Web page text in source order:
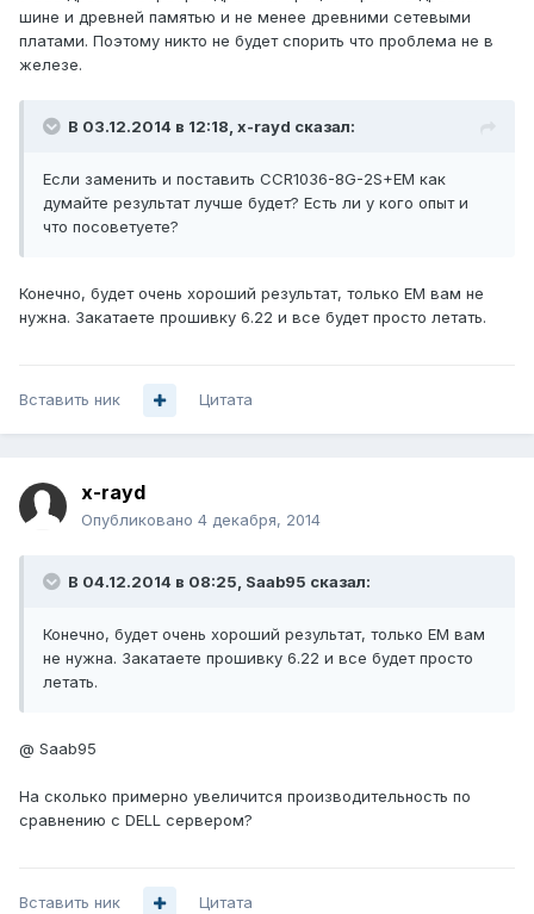
шине и древней памятью и не менее древними сетевыми
платами. Поэтому никто не будет спорить что проблема не в
железе.
В 03.12.2014 в 12:18, x-rayd сказал:
Если заменить и поставить CCR1036-8G-2S+EM как
думайте результат лучше будет? Есть ли у кого опыт и
что посоветуете?
Конечно, будет очень хороший результат, только EM вам не
нужна. Закатаете прошивку 6.22 и все будет просто летать.
Вставить ник Цитата
x-rayd
Опубликовано 4 декабря, 2014
В 04.12.2014 в 08:25, Saab95 сказал:
Конечно, будет очень хороший результат, только EM вам
не нужна. Закатаете прошивку 6.22 и все будет просто
летать.
@ Saab95
На сколько примерно увеличится производительность по
сравнению с DELL сервером?
Вставить ник Цитата